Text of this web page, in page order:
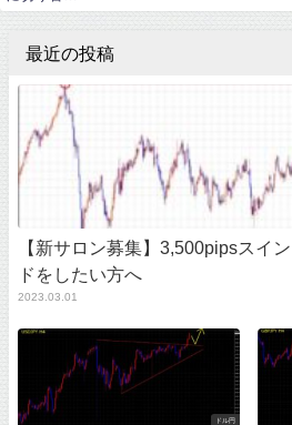
最近の投稿
【新サロン募集】3,500pipsスイ
ドをしたい方へ
2023.03.01
ドル円